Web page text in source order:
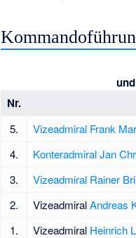
Nr.
5. Vizeadmiral Frank
4.
KonteradmiralJan
3.
Vizeadmiral Rainer
2.
VizeadmiralAndreas
1.
Vizeadmiral Heinrich